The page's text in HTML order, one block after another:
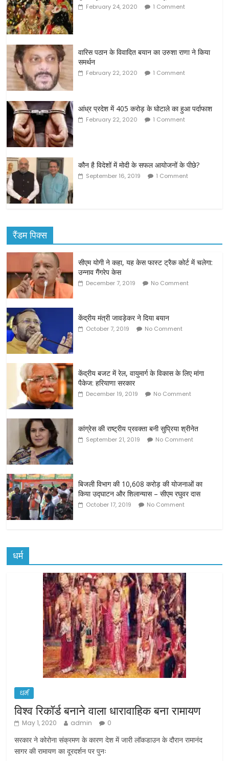
February 24, 2020 1 Comment
वारिस पठान के विवादित बयान का उरुशा राणा ने किया
समर्थन
February 22, 2020 1 Comment
आंध्र प्रदेश में 405 करोड़ के घोटाले का हुआ पर्दाफाश
February 22, 2020 1 Comment
कौन है विदेशों में मोदी के सफल आयोजनों के पीछे?
September 16, 2019 1 Comment
रैंडम पिक्स
सीएम योगी ने कहा, यह केस फास्ट ट्रैक कोर्ट में चलेगा:
उन्नाव गैंगरेप केस
December 7, 2019 No Comment
केंद्रीय मंत्री जावड़ेकर ने दिया बयान
October 7, 2019 No Comment
केंद्रीय बजट में रेल, वायुमार्ग के विकास के लिए मांगा
पैकेज: हरियाणा सरकार
December 19, 2019 No Comment
कांग्रेस की राष्ट्रीय प्रवक्ता बनी सुप्रिया श्रीनेत
September 21, 2019 No Comment
बिजली विभाग की 10,608 करोड़ की योजनाओं का
किया उद्घाटन और शिलान्यास – सीएम रघुवर दास
October 17, 2019 No Comment
धर्म
धर्म
विश्व रिकॉर्ड बनाने वाला धारावाहिक बना रामायण
May 1, 2020 admin 0
सरकार ने कोरोना संक्रमण के कारण देश में जारी लॉकडाउन के दौरान रामानंद
सागर की रामायण का दूरदर्शन पर पुनः